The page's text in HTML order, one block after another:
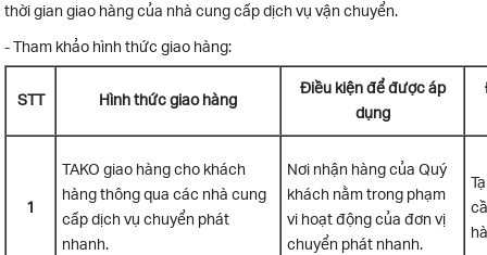
thời gian giao hàng của nhà cung cấp dịch vụ vận chuyển.
- Tham khảo hình thức giao hàng:
STT Hình thức giao hàng
Điều kiện để được áp
dụng
1
TAKO giao hàng cho khách
hàng thông qua các nhà cung
cấp dịch vụ chuyển phát
nhanh.
Nơi nhận hàng của Quý
khách nằm trong phạm
vi hoạt động của đơn vị
chuyển phát nhanh.